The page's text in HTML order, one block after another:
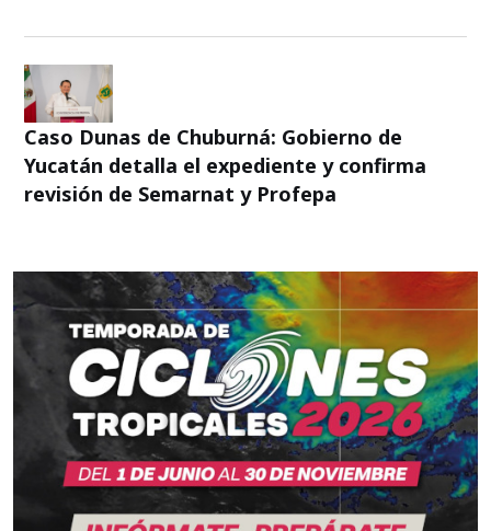
Caso Dunas de Chuburná: Gobierno de
Yucatán detalla el expediente y confirma
revisión de Semarnat y Profepa